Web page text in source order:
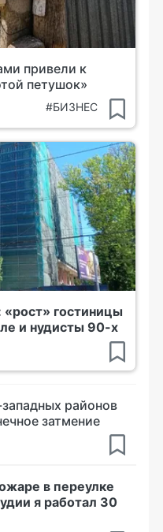
привели к
петушок»
#БИЗНЕС
«рост» гостиницы
и нудисты 90-х
районов
затмение
в переулке
я работал 30